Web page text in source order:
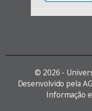
© 2026 -
Desenvolvido pela
Informação